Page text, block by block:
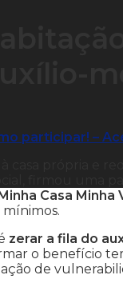
participar! –
Casa Minha
zerar a fila do
o benefício
de